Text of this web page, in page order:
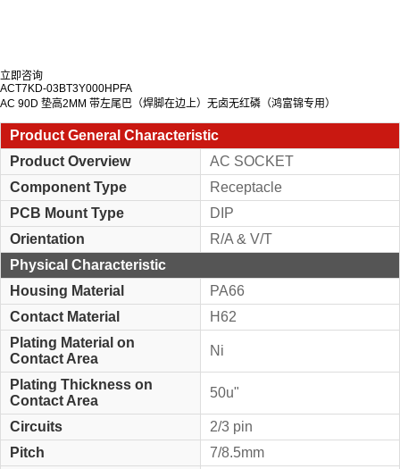
立即咨询
ACT7KD-03BT3Y000HPFA
AC 90D 垫高2MM 带左尾巴（焊脚在边上）无卤无红磷（鸿富锦专用）
Product General Characteristic
Product Overview
AC SOCKET
Component Type
Receptacle
PCB Mount Type
DIP
Orientation
R/A & V/T
Physical Characteristic
Housing Material
PA66
Contact Material
H62
Plating Material on
Contact Area
Ni
Plating Thickness on
Contact Area
50u"
Circuits
2/3 pin
Pitch
7/8.5mm